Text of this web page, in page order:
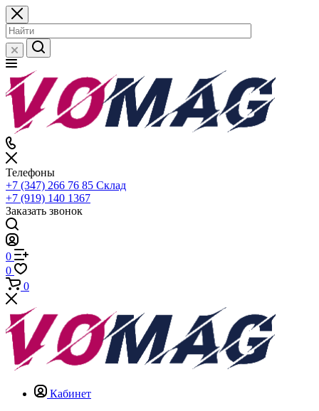
Телефоны
+7 (347) 266 76 85 Склад
+7 (919) 140 1367
Заказать звонок
0
0
0
Кабинет